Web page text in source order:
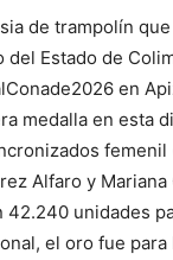
de trampolín
del Estado de
en
medalla en esta
femenil
Alfaro y
unidades
el oro fue